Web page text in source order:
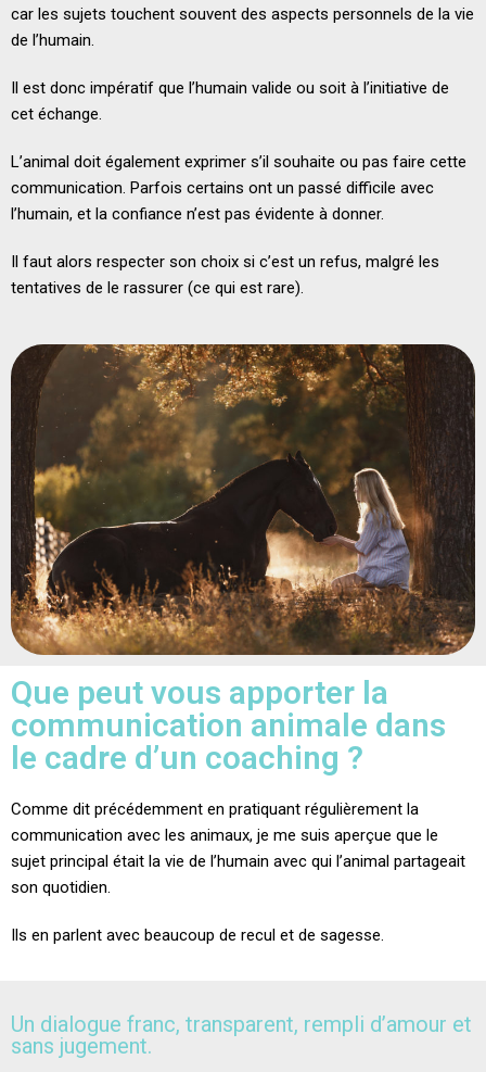
car les sujets touchent souvent des aspects personnels de la vie
de l’humain.
Il est donc impératif que l’humain valide ou soit à l’initiative de
cet échange.
L’animal doit également exprimer s’il souhaite ou pas faire cette
communication. Parfois certains ont un passé difficile avec
l’humain, et la confiance n’est pas évidente à donner.
Il faut alors respecter son choix si c’est un refus, malgré les
tentatives de le rassurer (ce qui est rare).
Que peut vous apporter la
communication animale dans
le cadre d’un coaching ?
Comme dit précédemment en pratiquant régulièrement la
communication avec les animaux, je me suis aperçue que le
sujet principal était la vie de l’humain avec qui l’animal partageait
son quotidien.
Ils en parlent avec beaucoup de recul et de sagesse.
Un dialogue franc, transparent, rempli d’amour et
sans jugement.